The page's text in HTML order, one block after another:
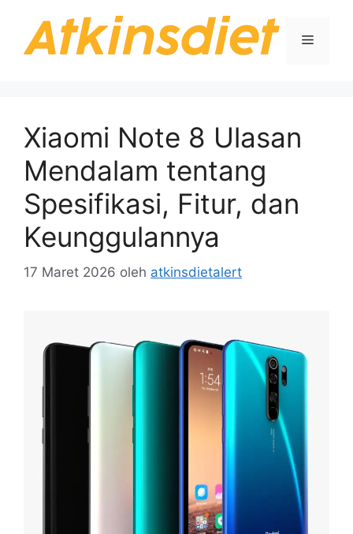
Menu
Xiaomi Note 8 Ulasan
Mendalam tentang
Spesifikasi, Fitur, dan
Keunggulannya
17 Maret 2026 oleh atkinsdietalert